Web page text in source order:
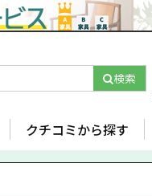
検索
クチコミから探す